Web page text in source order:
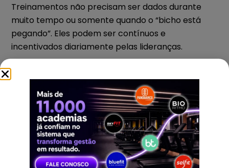
Treinamentos não precisam ser dados durante
muito tempo ou somente quando o “bicho está
pegando”. Eles podem ser contínuos e
incentivados diariamente pelas lideranças.
preparadas tendem a “dar o sangue” diariamente
e colaborar para os bons resultados e uma
academia, então NUNCA esqueça de sua equipe.
5 – Aposte na especialidade em sua academia
Quem acompanha nossos artigos deve ter
percebido que sempre falamos em explorar